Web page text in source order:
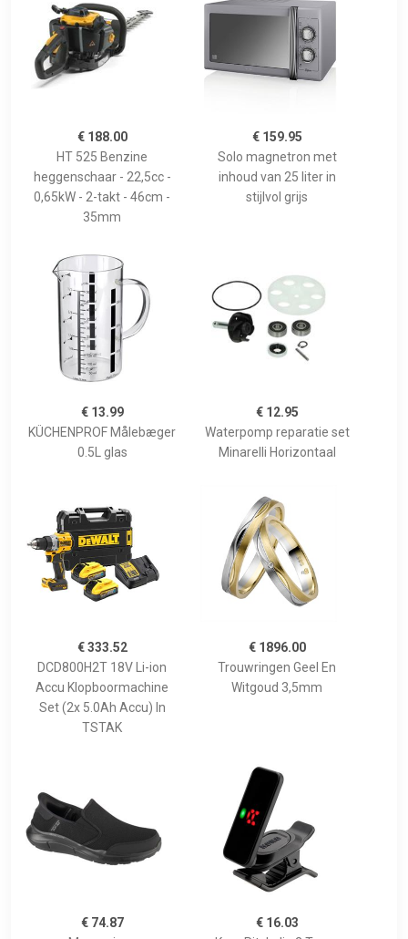
€ 188.00
HT 525 Benzine
heggenschaar - 22,5cc -
0,65kW - 2-takt - 46cm -
35mm
€ 159.95
Solo magnetron met
inhoud van 25 liter in
stijlvol grijs
€ 13.99
KÜCHENPROF Målebæger
0.5L glas
€ 12.95
Waterpomp reparatie set
Minarelli Horizontaal
€ 333.52
DCD800H2T 18V Li-ion
Accu Klopboormachine
Set (2x 5.0Ah Accu) In
TSTAK
€ 1896.00
Trouwringen Geel En
Witgoud 3,5mm
€ 74.87
€ 16.03